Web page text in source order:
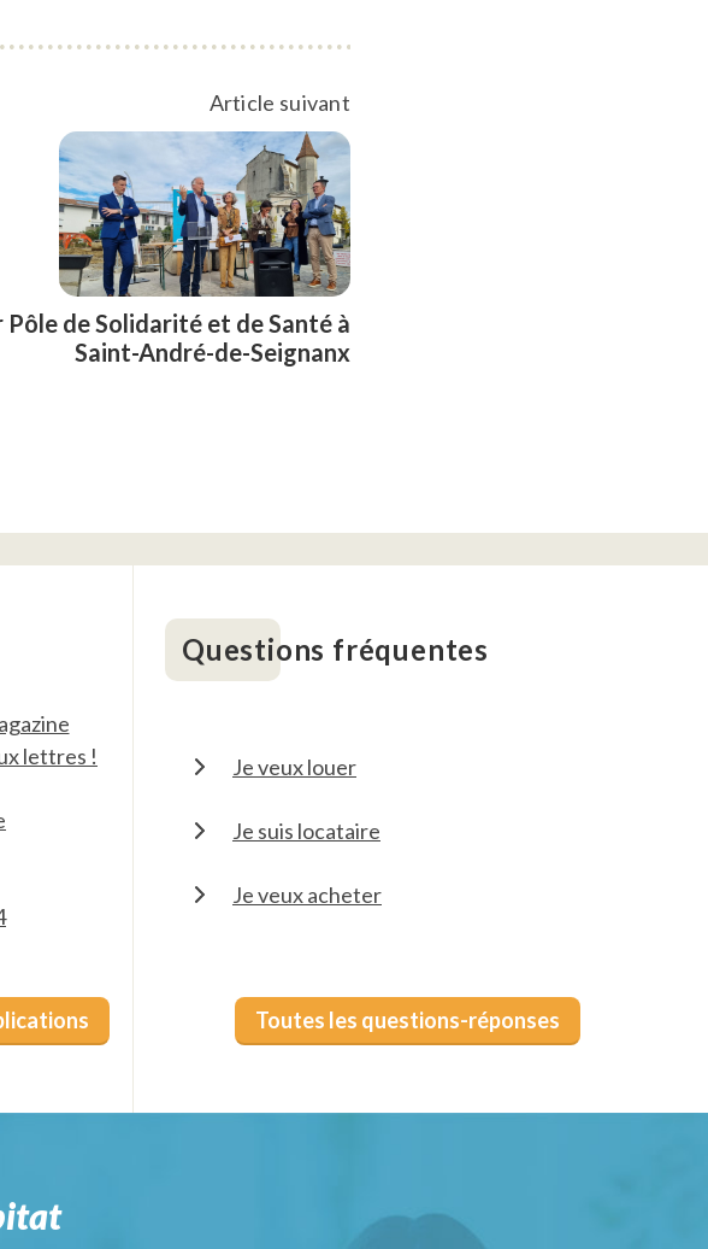
Article suivant
de Solidarité et de Santé à
Saint-André-de-Seignanx
lettres !
Questions fréquentes
Je veux louer
Je suis locataire
Je veux acheter
Toutes les questions-réponses